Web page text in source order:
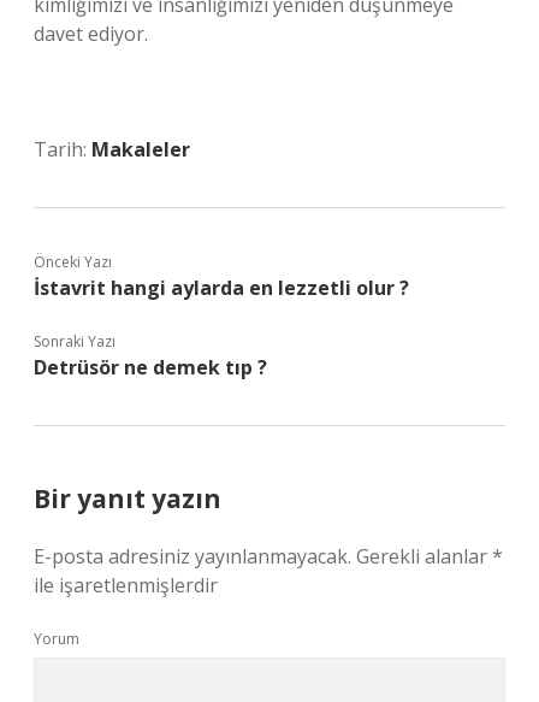
davet ediyor.
Tarih: Makaleler
Önceki Yazı
İstavrit hangi aylarda en lezzetli olur ?
Sonraki Yazı
Detrüsör ne demek tıp ?
Bir yanıt yazın
E-posta adresiniz yayınlanmayacak. Gerekli alanlar*
ile işaretlenmişlerdir
Yorum